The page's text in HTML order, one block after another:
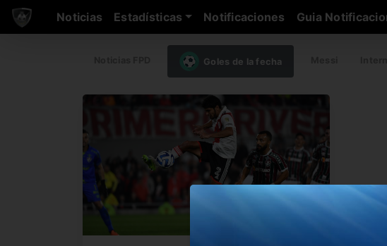
Noticias Estadísticas Notificaciones Guia
Goles de la fecha